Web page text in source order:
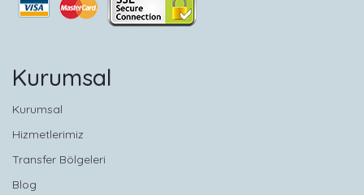
Kurumsal
Kurumsal
Hizmetlerimiz
Transfer Bölgeleri
Blog